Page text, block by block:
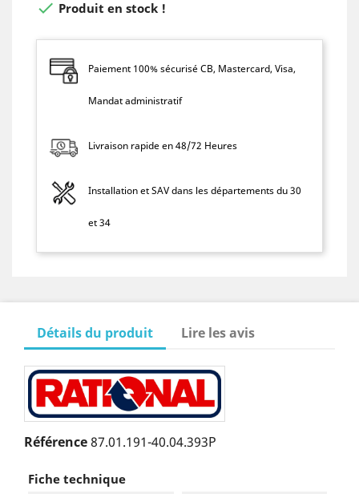
 Produit en stock !
Paiement 100% sécurisé CB, Mastercard, Visa,
Mandat administratif
Livraison rapide en 48/72 Heures
Installation et SAV dans les départements du 30
et 34
Détails du produit Lire les avis
Référence 87.01.191-40.04.393P
Fiche technique